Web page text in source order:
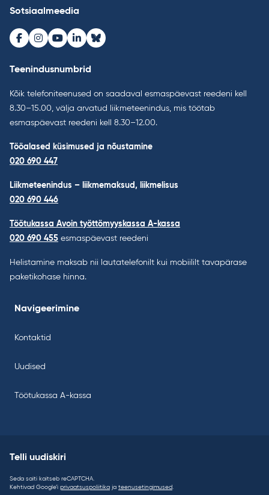
Sotsiaalmeedia
Facebook
Instagram
Youtube
LinkedInBluesky
Teenindusnumbrid
Kõik telefoniteenused on saadaval esmaspäevast reedeni kell
8.30–15.00, välja arvatud liikmeteenindus, mis töötab
esmaspäevast reedeni kell 8.30–12.00.
Tööalased küsimused ja nõustamine
020 690 447
Liikmeteenindus – liikmemaksud, liikmelisus
020 690 446
Töötukassa Avoin työttömyyskassa A-kassa
020 690 455 esmaspäevast reedeni
Helistamine maksab nii lautatelefonilt kui mobiililt tavapärase
paketikohase hinna.
Navigeerimine
Kontaktid
Uudised
Töötukassa A-kassa
Telli uudiskiri
Seda saiti kaitseb reCAPTCHA.
Kehtivad Google’i privaatsuspoliitika ja teenusetingimused.